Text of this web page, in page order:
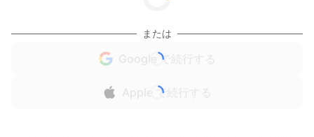
または
Google で続行する
Apple で続行する